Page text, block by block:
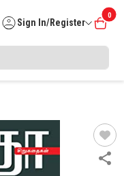
Sign In/Register
0